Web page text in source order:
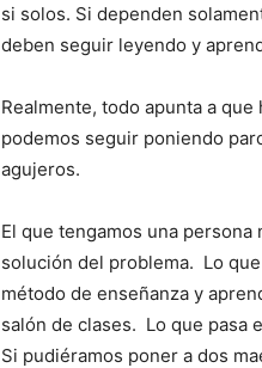
si solos. Si dependen
deben seguir leyendo y
Realmente, todo apunta a
podemos seguir poniendo
agujeros.
El que tengamos una
solución del problema. Lo
método de enseñanza y
salón de clases. Lo que pasa
Si pudiéramos poner a dos